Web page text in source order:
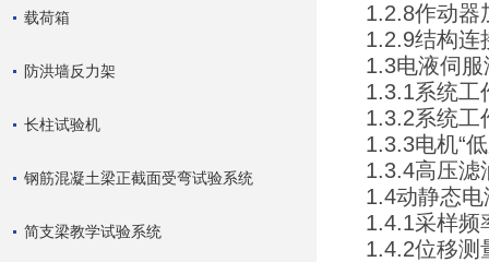
载荷箱
防洪墙反力架
长柱试验机
钢筋混凝土梁正截面受弯试验系统
简支梁教学试验系统
1.2.8作动器
1.2.9结构连
1.3电液伺
1.3.1系统工
1.3.2系统工
1.3.3电机“
1.3.4高压滤
1.4动静态
1.4.1采样频
1.4.2位移测